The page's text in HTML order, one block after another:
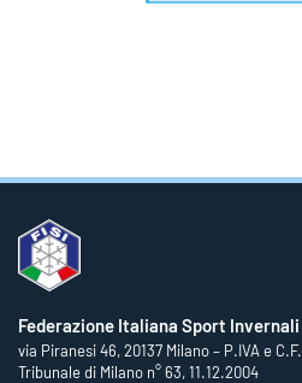
Federazione Italiana Sport Invernali
via Piranesi 46, 20137 Milano – P.IVA e
Tribunale di Milano n° 63, 11.12.2004